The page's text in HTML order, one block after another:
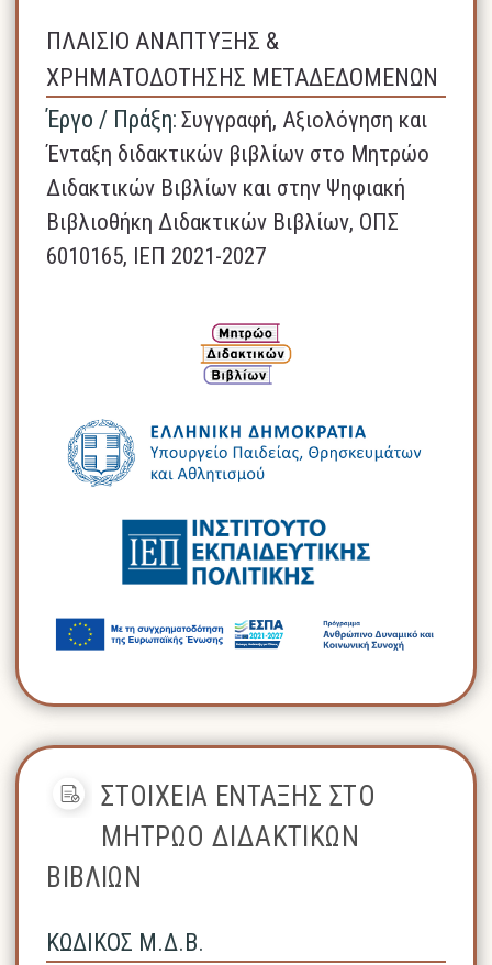
ΠΛΑΙΣΙΟ ΑΝΑΠΤΥΞΗΣ &
ΧΡΗΜΑΤΟΔΟΤΗΣΗΣ ΜΕΤΑΔΕΔΟΜΕΝΩΝ
Έργο / Πράξη: Συγγραφή, Αξιολόγηση και
Ένταξη διδακτικών βιβλίων στο Μητρώο
Διδακτικών Βιβλίων και στην Ψηφιακή
Βιβλιοθήκη Διδακτικών Βιβλίων, ΟΠΣ
6010165, ΙΕΠ 2021-2027
ΣΤΟΙΧΕΙΑ ΕΝΤΑΞΗΣ ΣΤΟ
ΜΗΤΡΩΟ ΔΙΔΑΚΤΙΚΩΝ
ΒΙΒΛΙΩΝ
ΚΩΔΙΚΟΣ Μ.Δ.Β.